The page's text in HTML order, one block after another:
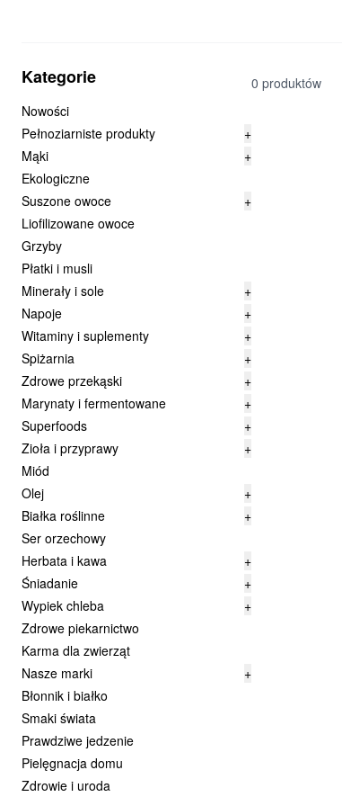
Kategorie
Nowości
Pełnoziarniste produkty
+
Mąki
+
Ekologiczne
Suszone owoce
+
Liofilizowane owoce
Grzyby
Płatki i musli
Minerały i sole
+
Napoje
+
Witaminy i suplementy
+
Spiżarnia
+
Zdrowe przekąski
+
Marynaty i fermentowane
+
Superfoods
+
Zioła i przyprawy
+
Miód
Olej
+
Białka roślinne
+
Ser orzechowy
Herbata i kawa
+
Śniadanie
+
Wypiek chleba
+
Zdrowe piekarnictwo
Karma dla zwierząt
Nasze marki
+
Błonnik i białko
Smaki świata
Prawdziwe jedzenie
Pielęgnacja domu
Zdrowie i uroda
0 produktów